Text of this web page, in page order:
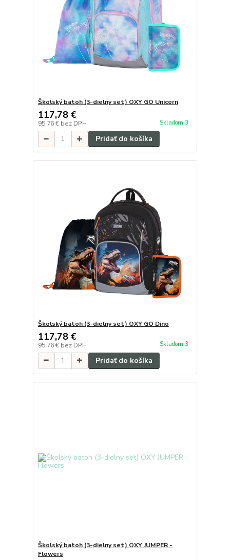
Školský batoh (3-dielny set) OXY GO Unicorn
117,78 €
95,76 € bez DPH Skladom 3
Pridať do košíka
Školský batoh (3-dielny set) OXY GO Dino
117,78 €
95,76 € bez DPH Skladom 3
Pridať do košíka
Školský batoh (3-dielny set) OXY JUMPER -
Flowers